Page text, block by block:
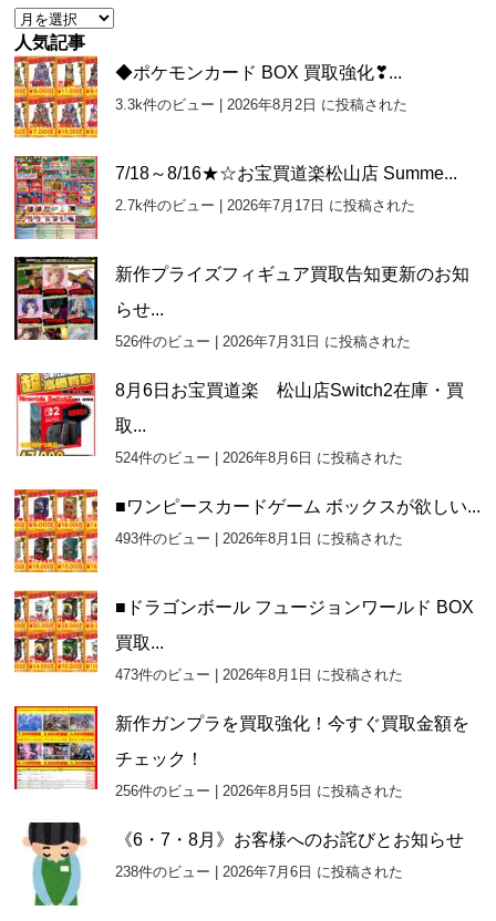
ア
ー
カ
イ
ブ
人気記事
◆ポケモンカード BOX 買取強化❣...
3.3k件のビュー | 2026年8月2日 に投稿された
7/18～8/16★☆お宝買道楽松山店 Summe...
2.7k件のビュー | 2026年7月17日 に投稿された
新作プライズフィギュア買取告知更新のお知
らせ...
526件のビュー | 2026年7月31日 に投稿された
8月6日お宝買道楽 松山店Switch2在庫・買
取...
524件のビュー | 2026年8月6日 に投稿された
■ワンピースカードゲーム ボックスが欲しい...
493件のビュー | 2026年8月1日 に投稿された
■ドラゴンボール フュージョンワールド BOX
買取...
473件のビュー | 2026年8月1日 に投稿された
新作ガンプラを買取強化！今すぐ買取金額を
チェック！
256件のビュー | 2026年8月5日 に投稿された
《6・7・8月》お客様へのお詫びとお知らせ
238件のビュー | 2026年7月6日 に投稿された